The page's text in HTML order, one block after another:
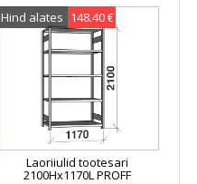
3 päeva
vali sobivad
või menüüst.
Hind alates 148.40 €
Laoriiulid tootesari
2100Hx1170L PROFF